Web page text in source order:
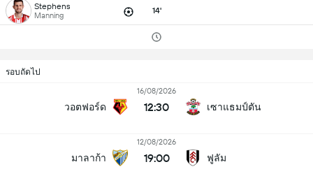
Stephens
Manning 14'
รอบถัดไป
วอตฟอร์ด
16/08/2026
12:30 เซาแธมป์ตัน
มาลาก้า
12/08/2026
19:00 ฟูลัม